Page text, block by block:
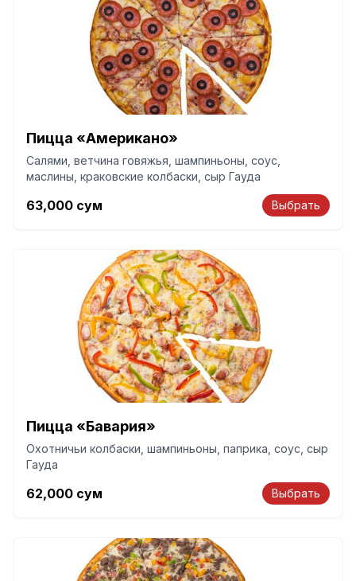
Пицца «Американо»
Салями, ветчина говяжья, шампиньоны, соус,
маслины, краковские колбаски, сыр Гауда
63,000 сум Выбрать
Пицца «Бавария»
Охотничьи колбаски, шампиньоны, паприка, соус, сыр
Гауда
62,000 сум Выбрать